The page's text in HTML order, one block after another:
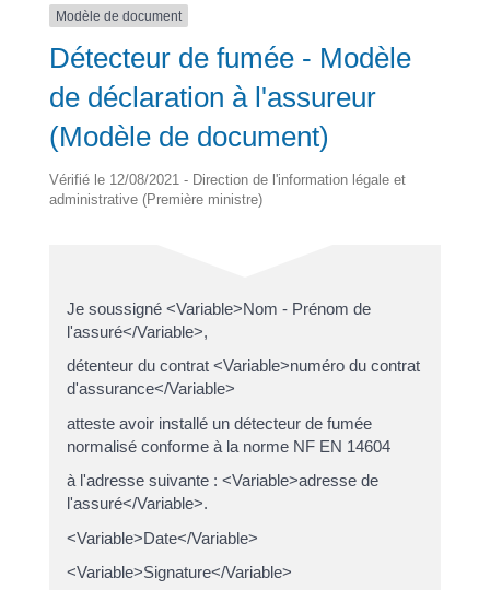
Modèle de document
Détecteur de fumée - Modèle
de déclaration à l'assureur
(Modèle de document)
Vérifié le 12/08/2021 - Direction de l'information légale et
administrative (Première ministre)
Je soussigné <Variable>Nom - Prénom de
l'assuré</Variable>,
détenteur du contrat <Variable>numéro du contrat
d'assurance</Variable>
atteste avoir installé un détecteur de fumée
normalisé conforme à la norme NF EN 14604
à l'adresse suivante : <Variable>adresse de
l'assuré</Variable>.
<Variable>Date</Variable>
<Variable>Signature</Variable>